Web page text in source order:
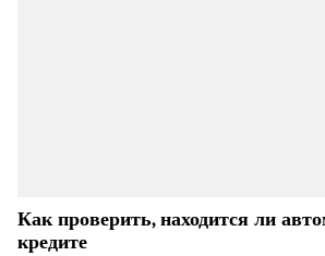
Как проверить, находится ли
кредите